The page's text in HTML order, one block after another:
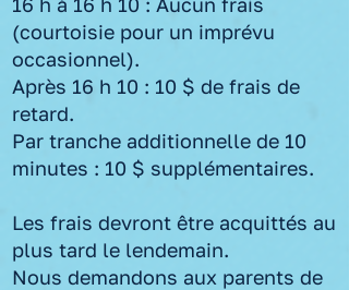
(courtoisie pour un imprévu
occasionnel).
Après 16 h 10 : 10 $ de frais de
retard.
Par tranche additionnelle de 10
minutes : 10 $ supplémentaires.
Les frais devront être acquittés au
plus tard le lendemain.
Nous demandons aux parents de